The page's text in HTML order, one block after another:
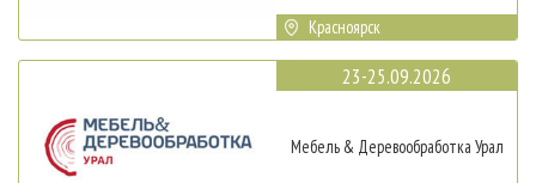
Красноярск
23-25.09.2026
Мебель & Деревообработка Урал